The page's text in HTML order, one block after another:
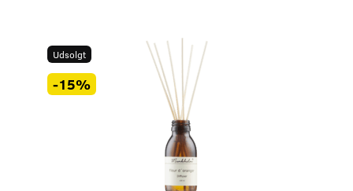
Udsolgt
-15%